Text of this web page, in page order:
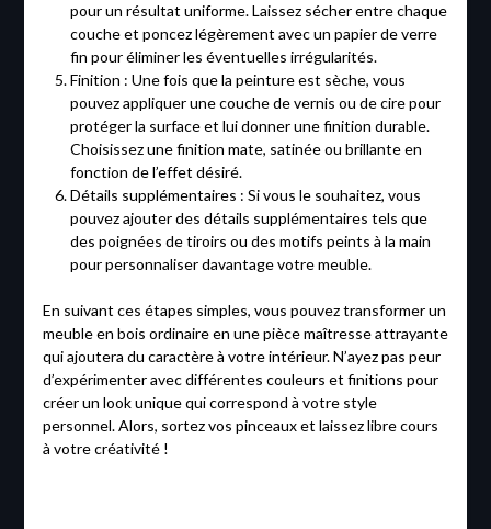
pour un résultat uniforme. Laissez sécher entre chaque
couche et poncez légèrement avec un papier de verre
fin pour éliminer les éventuelles irrégularités.
Finition : Une fois que la peinture est sèche, vous
pouvez appliquer une couche de vernis ou de cire pour
protéger la surface et lui donner une finition durable.
Choisissez une finition mate, satinée ou brillante en
fonction de l’effet désiré.
Détails supplémentaires : Si vous le souhaitez, vous
pouvez ajouter des détails supplémentaires tels que
des poignées de tiroirs ou des motifs peints à la main
pour personnaliser davantage votre meuble.
En suivant ces étapes simples, vous pouvez transformer un
meuble en bois ordinaire en une pièce maîtresse attrayante
qui ajoutera du caractère à votre intérieur. N’ayez pas peur
d’expérimenter avec différentes couleurs et finitions pour
créer un look unique qui correspond à votre style
personnel. Alors, sortez vos pinceaux et laissez libre cours
à votre créativité !